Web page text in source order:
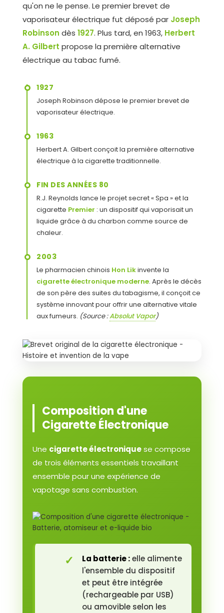
qu'on ne le pense. Le premier brevet de
vaporisateur électrique fut déposé par Joseph
Robinson dès 1927. Plus tard, en 1963, Herbert
A. Gilbert propose la première alternative
électrique au tabac fumé.
1927
Joseph Robinson dépose le premier brevet de
vaporisateur électrique.
1963
Herbert A. Gilbert conçoit la première alternative
électrique à la cigarette traditionnelle.
FIN DES ANNÉES 80
R.J. Reynolds lance le projet secret « Spa » et la
cigarette Premier : un dispositif qui vaporisait un
liquide grâce à du charbon comme source de
chaleur.
2003
Le pharmacien chinois Hon Likinvente la
cigarette électronique moderne. Après le décès
de son père des suites du tabagisme, il conçoit ce
système innovant pour offrir une alternative vitale
aux fumeurs. (Source :Absolut Vapor)
Composition d'une
Cigarette Électronique
Une cigarette électroniquese compose
de trois éléments essentiels travaillant
ensemble pour une expérience de
vapotage sans combustion.
La batterie :elle alimente
l'ensemble du dispositif
et peut être intégrée
(rechargeable par USB)
ou amovible selon les